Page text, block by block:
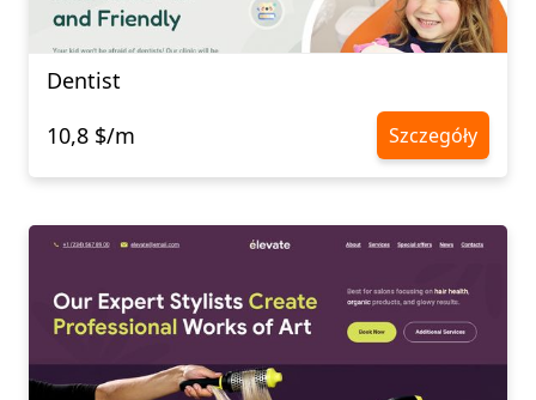
Dentist
10,8 $/m
Szczegóły